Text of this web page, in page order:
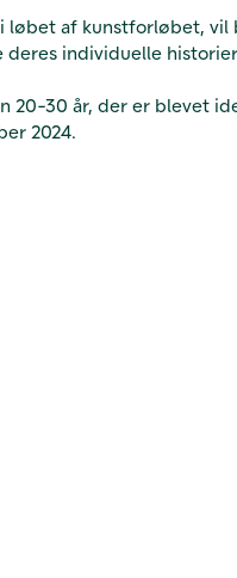
løbet af kunstforløbet,
individuelle
20-30 år, der er blevet
2024.